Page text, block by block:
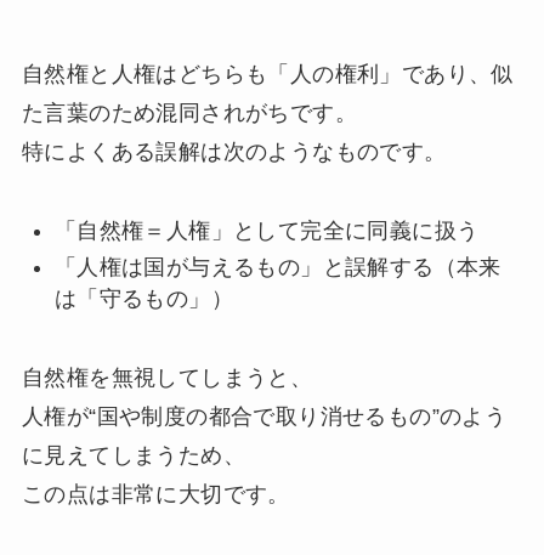
自然権と人権はどちらも「人の権利」であり、似
た言葉のため混同されがちです。
特によくある誤解は次のようなものです。
「自然権＝人権」として完全に同義に扱う
「人権は国が与えるもの」と誤解する（本来
は「守るもの」）
自然権を無視してしまうと、
人権が“国や制度の都合で取り消せるもの”のよう
に見えてしまうため、
この点は非常に大切です。